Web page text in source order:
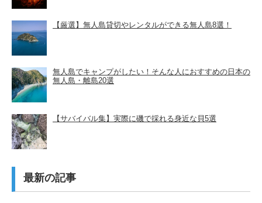
【厳選】無人島貸切やレンタルができる無人島8選！
無人島でキャンプがしたい！そんな人におすすめの日本の
無人島・離島20選
【サバイバル集】実際に磯で採れる身近な貝5選
最新の記事